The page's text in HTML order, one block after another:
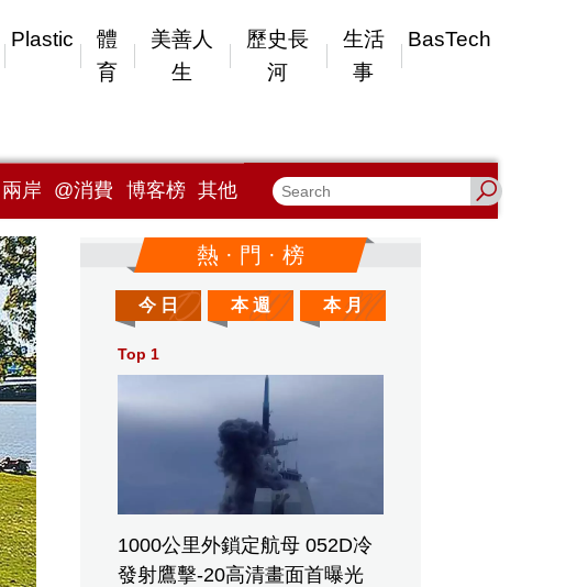
Plastic
體
育
美善人
生
歷史長
河
生活
事
BasTech
兩岸 @消費 博客榜 其他
熱 · 門 · 榜
今 日 本 週 本 月
Top 1
1000公里外鎖定航母 052D冷
發射鷹擊-20高清畫面首曝光